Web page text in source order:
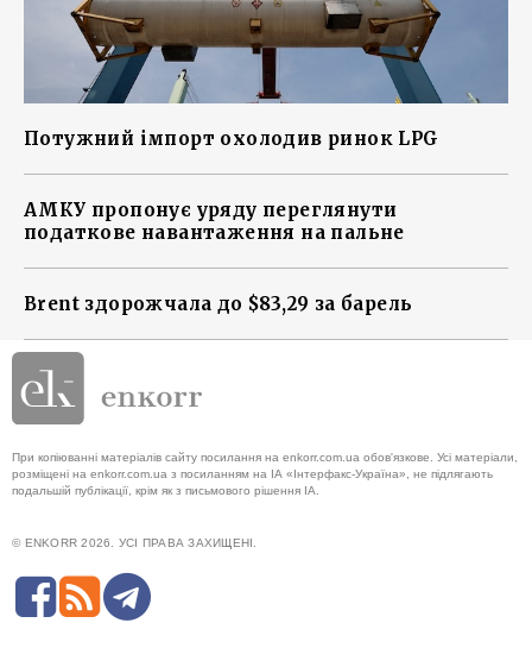
Потужний імпорт охолодив ринок LPG
АМКУ пропонує уряду переглянути
податкове навантаження на пальне
Brent здорожчала до $83,29 за барель
При копіюванні матеріалів сайту посилання на enkorr.com.ua обов'язкове. Усі матеріали,
розміщені на enkorr.com.ua з посиланням на ІА «Інтерфакс-Україна», не підлягають
подальшій публікації, крім як з письмового рішення ІА.
© ENKORR 2026. УСІ ПРАВА ЗАХИЩЕНІ.